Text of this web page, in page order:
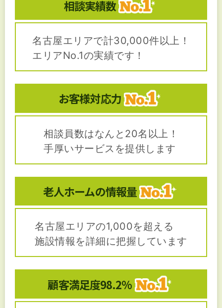
相談実績数
名古屋エリアで計30,000件以上！
エリアNo.1の実績です！
お客様対応力
相談員数はなんと20名以上！
手厚いサービスを提供します
老人ホームの情報量
名古屋エリアの1,000を超える
施設情報を詳細に把握しています
顧客満足度98.2%